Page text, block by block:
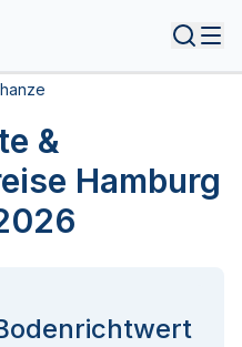
&
Hamburg